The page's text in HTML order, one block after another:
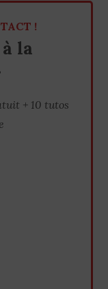
!
la
+ 10 tutos